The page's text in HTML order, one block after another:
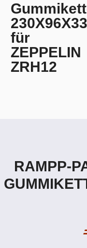
230X96X33
für
ZEPPELIN
ZRH12
RAMPP-